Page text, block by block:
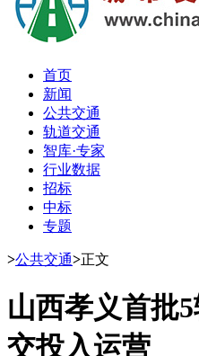
首页
新闻
公共交通
轨道交通
智库·专家
行业数据
招标
中标
专题
>公共交通>正文
山西孝义首批
交投入运营